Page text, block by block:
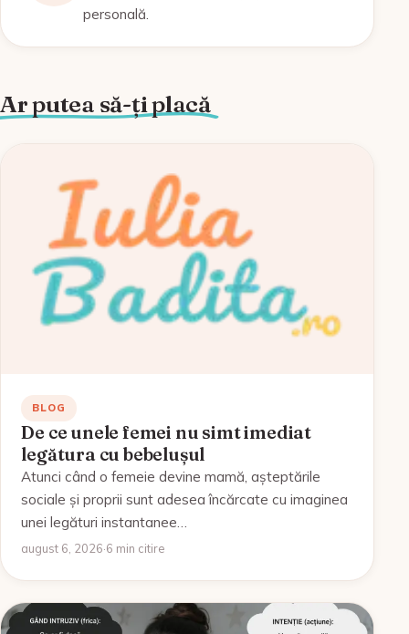
personală.
Ar putea să-ți placă
BLOG
De ce unele femei nu simt imediat
legătura cu bebelușul
Atunci când o femeie devine mamă, așteptările
sociale și proprii sunt adesea încărcate cu imaginea
unei legături instantanee…
august 6, 2026·6 min citire